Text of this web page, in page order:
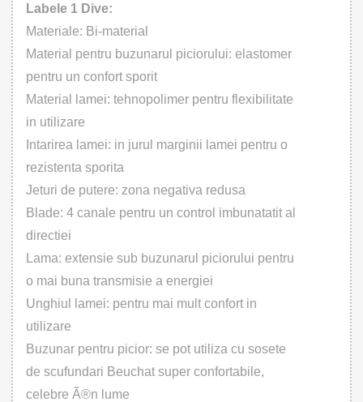
Labele 1 Dive:
Materiale: Bi-material
Material pentru buzunarul piciorului: elastomer
pentru un confort sporit
Material lamei: tehnopolimer pentru flexibilitate
in utilizare
Intarirea lamei: in jurul marginii lamei pentru o
rezistenta sporita
Jeturi de putere: zona negativa redusa
Blade: 4 canale pentru un control imbunatatit al
directiei
Lama: extensie sub buzunarul piciorului pentru
o mai buna transmisie a energiei
Unghiul lamei: pentru mai mult confort in
utilizare
Buzunar pentru picior: se pot utiliza cu sosete
de scufundari Beuchat super confortabile,
celebre Ã®n lume